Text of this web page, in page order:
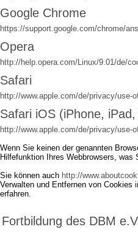
Google Chrome
https://support.google.com/chrome/
Opera
http://help.opera.com/Linux/9.01/de/
Safari
http://www.apple.com/de/privacy/use-
Safari iOS (iPhone,
http://www.apple.com/de/privacy/use-
Wenn Sie keinen der genannten
Hilfefunktion Ihres Webbrowsers, was
Sie können auch http://
Verwalten und Entfernen von Cookies
erfahren.
Fortbildung des DBM